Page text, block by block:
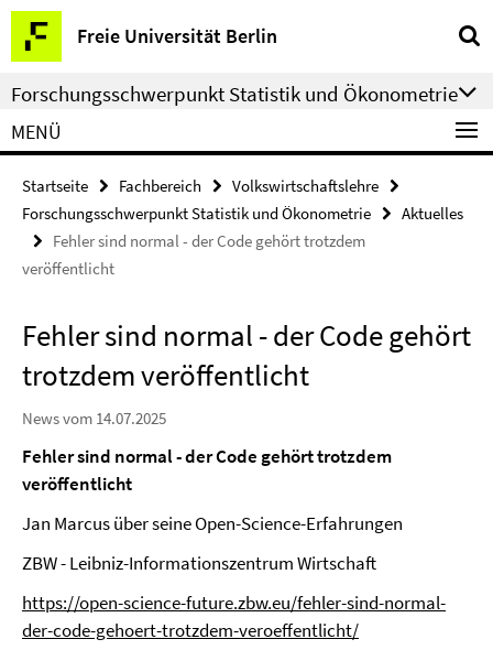
Springe
direkt
zu
Inhalt
Freie Universität Berlin
Service-
Navigation
Forschungsschwerpunkt Statistik und Ökonometrie
MENÜ
Startseite Fachbereich
Volkswirtschaftslehre
Forschungsschwerpunkt Statistik und Ökonometrie
Aktuelles
Fehler sind normal - der Code gehört trotzdem
veröffentlicht
Fehler sind normal - der Code gehört
trotzdem veröffentlicht
News vom 14.07.2025
Fehler sind normal - der Code gehört trotzdem
veröffentlicht
Jan Marcus über seine Open-Science-Erfahrungen
ZBW - Leibniz-Informationszentrum Wirtschaft
https://open-science-future.zbw.eu/fehler-sind-normal-
der-code-gehoert-trotzdem-veroeffentlicht/